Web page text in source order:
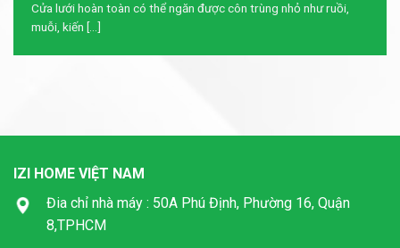
Cửa lưới hoàn toàn có thể ngăn được côn trùng nhỏ như ruồi,
muỗi, kiến [...]
IZI HOME VIỆT NAM
Đia chỉ nhà máy : 50A Phú Định, Phường 16, Quận
8,TPHCM